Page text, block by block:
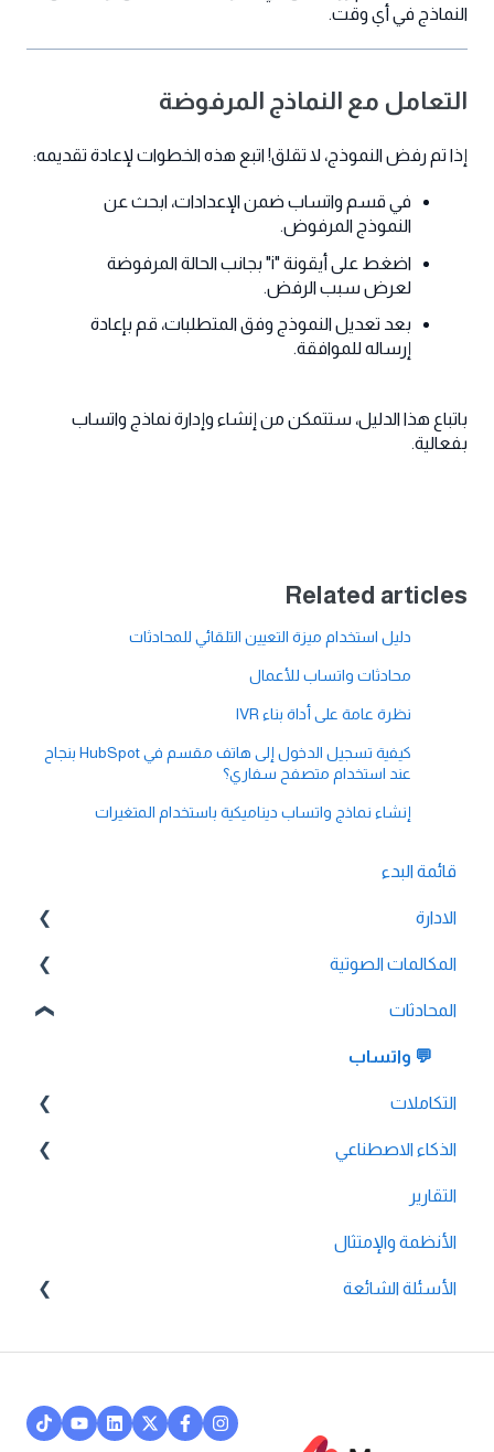
النماذج في أي وقت.
التعامل مع النماذج المرفوضة
إذا تم رفض النموذج، لا تقلق! اتبع هذه الخطوات لإعادة تقديمه:
في قسم واتساب ضمن الإعدادات، ابحث عن
النموذج المرفوض.
اضغط على أيقونة "i" بجانب الحالة المرفوضة
لعرض سبب الرفض.
بعد تعديل النموذج وفق المتطلبات، قم بإعادة
إرساله للموافقة.
باتباع هذا الدليل، ستتمكن من إنشاء وإدارة نماذج واتساب
بفعالية.
Related articles
دليل استخدام ميزة التعيين التلقائي للمحادثات
محادثات واتساب للأعمال
نظرة عامة على أداة بناء IVR
كيفية تسجيل الدخول إلى هاتف مقسم في HubSpot بنجاح
عند استخدام متصفح سفاري؟
إنشاء نماذج واتساب ديناميكية باستخدام المتغيرات
قائمة البدء
الادارة
💳 الفوترة والدفع
⚙️ إعدادات الحساب
المكالمات الصوتية
🔀 بناء الرد الصوتي التفاعلي
📞 جميع ميزات الصوت
المحادثات
💬 واتساب
التكاملات
🔌 تكامل HubSpot
🔌 تكامل Pipedrive
🔌 تكامل Intercom
🔌 تكامل Zendesk
الذكاء الاصطناعي
الوكيل الذكيالتقارير
الأنظمة والإمتثال
الأسئلة الشائعة